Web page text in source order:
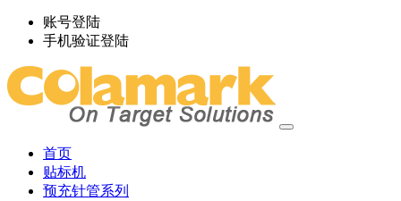
账号登陆
手机验证登陆
首页
贴标机
预充针管系列